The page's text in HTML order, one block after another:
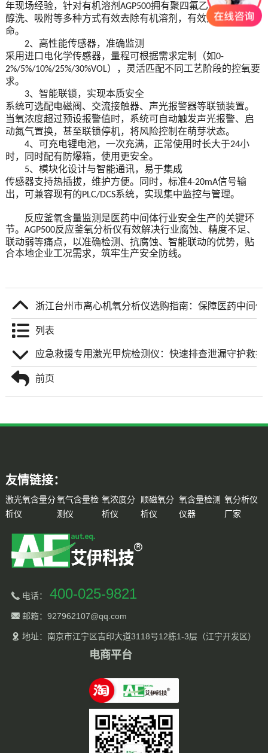
年现场经验，针对有机溶剂 AGP500拥有聚四氟乙烯、碱洗、
醇洗、吸附等多种方式有效去除有机溶剂， 有效延长使用寿
命。
2、 高性能传感器， 准确监测
采用进口电化学传感器，量程可根据需求定制（如0-
2%/5%/10%/25%/30%VOL），灵活匹配不同工艺阶段的控氧要
求。
3、 智能联锁，实现本质安全
系统可选配电磁阀、交流接触器、声光报警器等联锁装置。
当氧浓度超过预设报警值时，系统可自动触发声光报警、启
动氮气置换，甚至联锁停机，将风险控制在萌芽状态。
4、 可充电锂电池，一次充满，正常使用时长大于24小
时，同时配有防爆箱，使用更安全。
5、 模块化设计与智能通讯，易于集成
传感器支持热插拔，维护方便。同时，标准4-20mA信号输
出，可兼容现有的PLC/DCS系统，实现集中监控与管理。
反应釜氧含量监测是医药中间体行业安全生产的关键环
节。 AGP500反应釜氧分析仪有效解决行业腐蚀、精度不足、
联动弱等痛点，以准确检测、抗腐蚀、智能联动的优势，贴
合本地企业工况需求，筑牢生产安全防线。
浙江台州市离心机氧分析仪选购指南：保障医药中间体
列表
应急救援专用激光甲烷检测仪：快速排查泄漏守护救援
前页
友情链接：
激光氧含量分
析仪
氧气含量检
测仪
氧浓度分
析仪
顺磁氧分
析仪
氧含量检测
仪器
氧分析仪
厂家
电话：400-025-9821
邮箱：927962107@qq.com
地址：南京市江宁区吉印大道3118号12栋1-3层（江宁开发区）
电商平台